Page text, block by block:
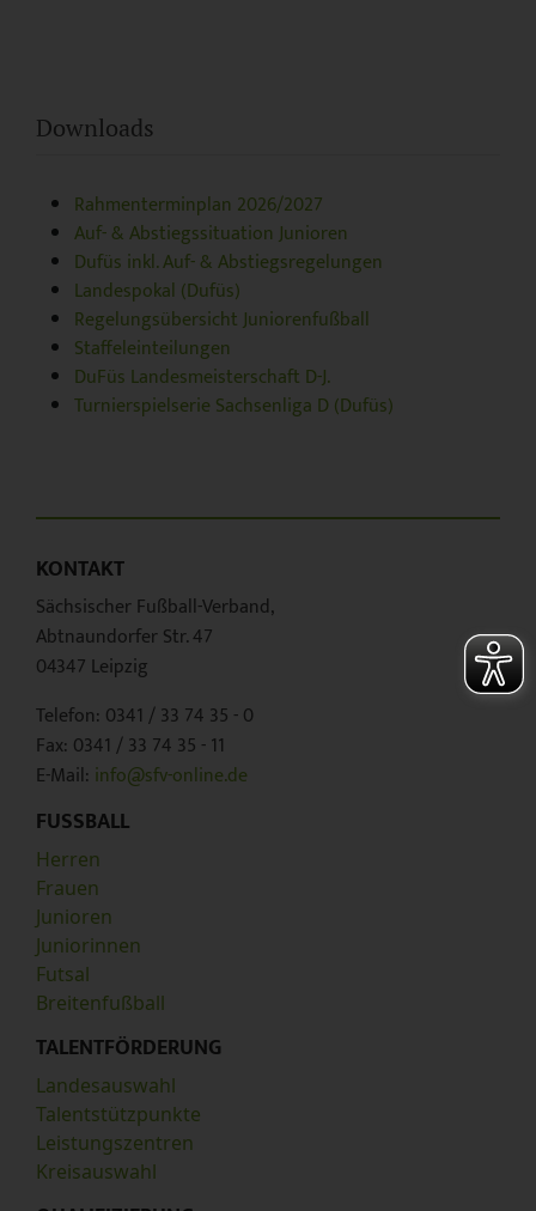
Downloads
Rahmenterminplan 2026/2027
Auf- & Abstiegssituation Junioren
Dufüs inkl. Auf- & Abstiegsregelungen
Landespokal (Dufüs)
Regelungsübersicht Juniorenfußball
Staffeleinteilungen
DuFüs Landesmeisterschaft D-J.
Turnierspielserie Sachsenliga D (Dufüs)
KONTAKT
Sächsischer Fußball-Verband,
Abtnaundorfer Str. 47
04347 Leipzig
Telefon: 0341 / 33 74 35 - 0
Fax: 0341 / 33 74 35 - 11
E-Mail: info@sfv-online.de
FUSSBALL
Herren
Frauen
Junioren
Juniorinnen
Futsal
Breitenfußball
TALENTFÖRDERUNG
Landesauswahl
Talentstützpunkte
Leistungszentren
Kreisauswahl